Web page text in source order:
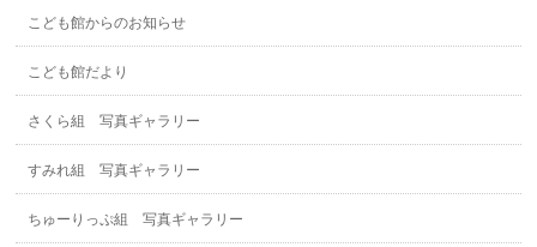
こども館からのお知らせ
こども館だより
さくら組 写真ギャラリー
すみれ組 写真ギャラリー
ちゅーりっぷ組 写真ギャラリー